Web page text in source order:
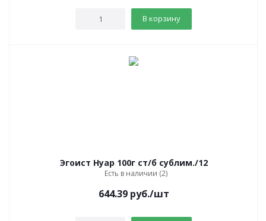
В корзину
Эгоист Нуар 100г ст/б сублим./12
Есть в наличии (2)
644.39руб./шт